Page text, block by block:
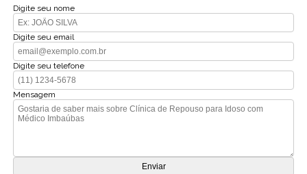
Digite seu nome
Digite seu email
Digite seu telefone
Mensagem